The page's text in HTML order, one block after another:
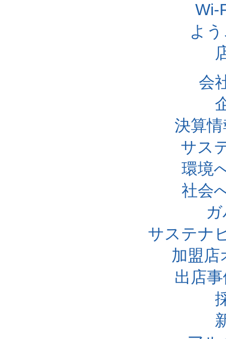
Wi-
よ
会
決算
サス
環境
社会
サステナ
加盟店
出店